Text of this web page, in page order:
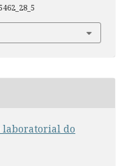
laboratorial do